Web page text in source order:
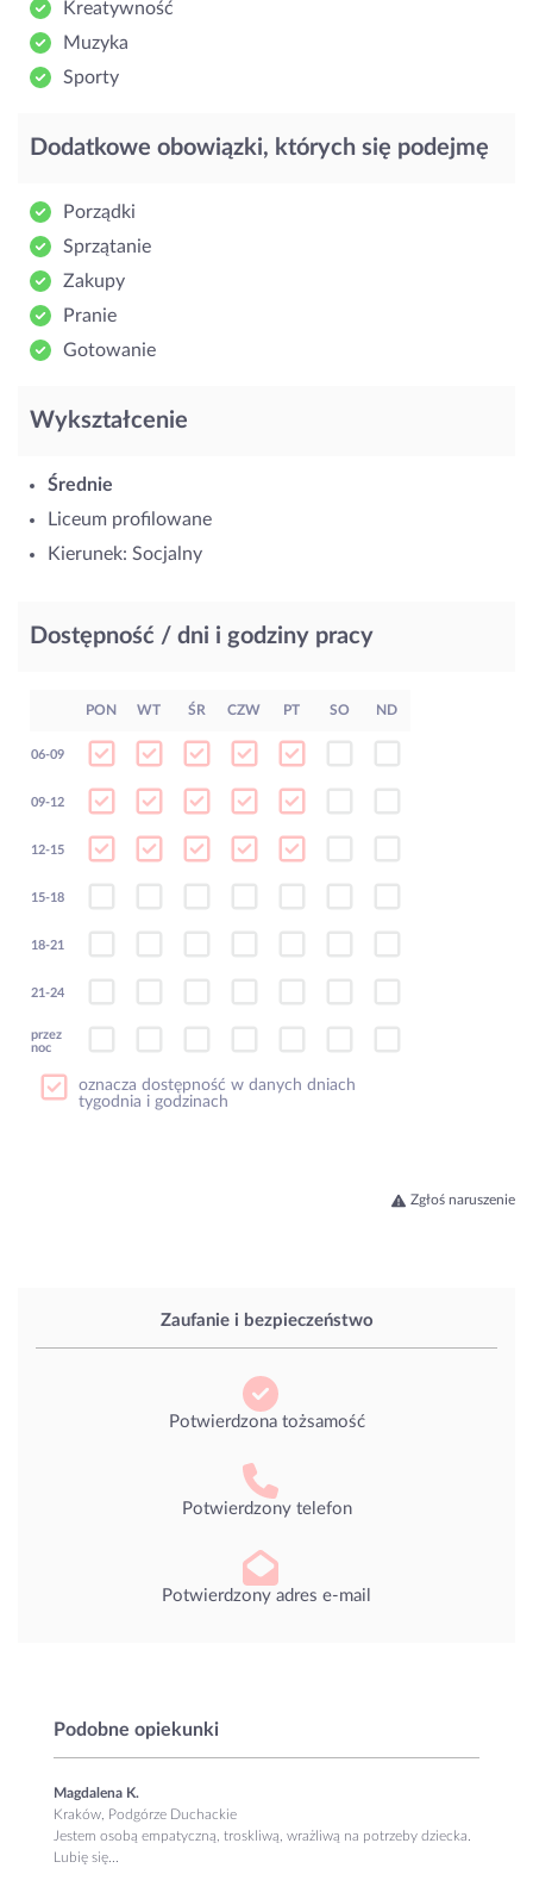
Zaufanie i bezpieczeństwo
Potwierdzona tożsamość
Potwierdzony telefon
Potwierdzony adres e-mail
Podobne opiekunki
Magdalena K.
Kraków, Podgórze Duchackie
Jestem osobą empatyczną, troskliwą, wrażliwą na potrzeby dziecka.
Lubię się...
Kreatywność
Muzyka
Sporty
Dodatkowe obowiązki, których się podejmę
Porządki
Sprzątanie
Zakupy
Pranie
Gotowanie
Wykształcenie
Średnie
Liceum profilowane
Kierunek: Socjalny
Dostępność / dni i godziny pracy
PON WT ŚR CZW PT SO ND
06-09
09-12
12-15
15-18
18-21
21-24
przez
noc
oznacza dostępność w danych dniach
tygodnia i godzinach
Zgłoś naruszenie